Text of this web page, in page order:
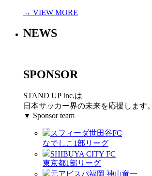
→ VIEW MORE
NEWS
SPONSOR
STAND UP Inc.は
日本サッカー界の未来を応援します。
▼ Sponsor team
スフィーダ世田谷FC
なでしこ1部リーグ
SHIBUYA CITY FC
東京都1部リーグ
元アビスパ福岡 神山竜一